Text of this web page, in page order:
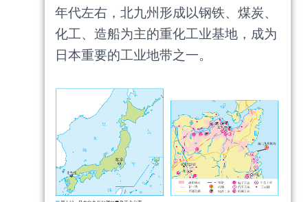
年代左右，北九州形成以钢铁、煤炭、
化工、造船为主的重化工业基地，成为
日本重要的工业地带之一。